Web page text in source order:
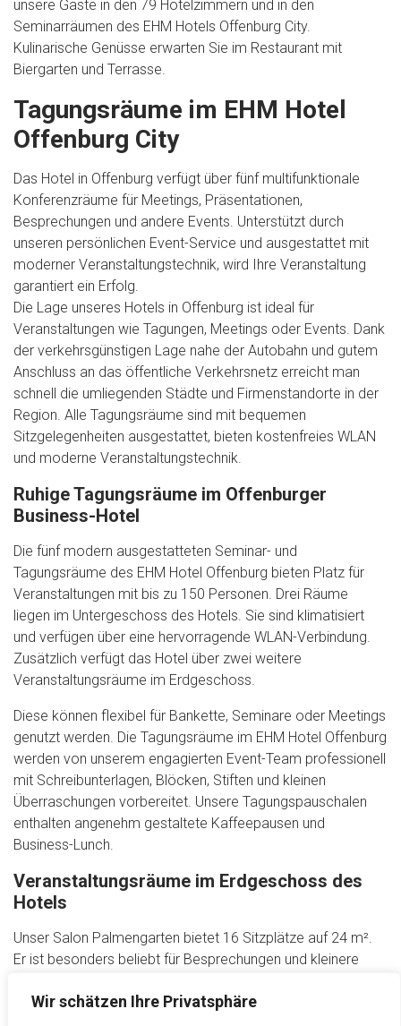
Wir schätzen Ihre Privatsphäre
unsere Gäste in den 79 Hotelzimmern und in den
Seminarräumen des EHM Hotels Offenburg City.
Kulinarische Genüsse erwarten Sie im Restaurant mit
Biergarten und Terrasse.
Tagungsräume im EHM Hotel
Offenburg City
Das Hotel in Offenburg verfügt über fünf multifunktionale
Konferenzräume für Meetings, Präsentationen,
Besprechungen und andere Events. Unterstützt durch
unseren persönlichen Event-Service und ausgestattet mit
moderner Veranstaltungstechnik, wird Ihre Veranstaltung
garantiert ein Erfolg.
Die Lage unseres Hotels in Offenburg ist ideal für
Veranstaltungen wie Tagungen, Meetings oder Events. Dank
der verkehrsgünstigen Lage nahe der Autobahn und gutem
Anschluss an das öffentliche Verkehrsnetz erreicht man
schnell die umliegenden Städte und Firmenstandorte in der
Region. Alle Tagungsräume sind mit bequemen
Sitzgelegenheiten ausgestattet, bieten kostenfreies WLAN
und moderne Veranstaltungstechnik.
Ruhige Tagungsräume im Offenburger
Business-Hotel
Die fünf modern ausgestatteten Seminar- und
Tagungsräume des EHM Hotel Offenburg bieten Platz für
Veranstaltungen mit bis zu 150 Personen. Drei Räume
liegen im Untergeschoss des Hotels. Sie sind klimatisiert
und verfügen über eine hervorragende WLAN-Verbindung.
Zusätzlich verfügt das Hotel über zwei weitere
Veranstaltungsräume im Erdgeschoss.
Diese können flexibel für Bankette, Seminare oder Meetings
genutzt werden. Die Tagungsräume im EHM Hotel Offenburg
werden von unserem engagierten Event-Team professionell
mit Schreibunterlagen, Blöcken, Stiften und kleinen
Überraschungen vorbereitet. Unsere Tagungspauschalen
enthalten angenehm gestaltete Kaffeepausen und
Business-Lunch.
Veranstaltungsräume im Erdgeschoss des
Hotels
Unser Salon Palmengarten bietet 16 Sitzplätze auf 24 m².
Er ist besonders beliebt für Besprechungen und kleinere
Tageslicht in den Salon. Mit 52 m² bietet der Salon Elsass